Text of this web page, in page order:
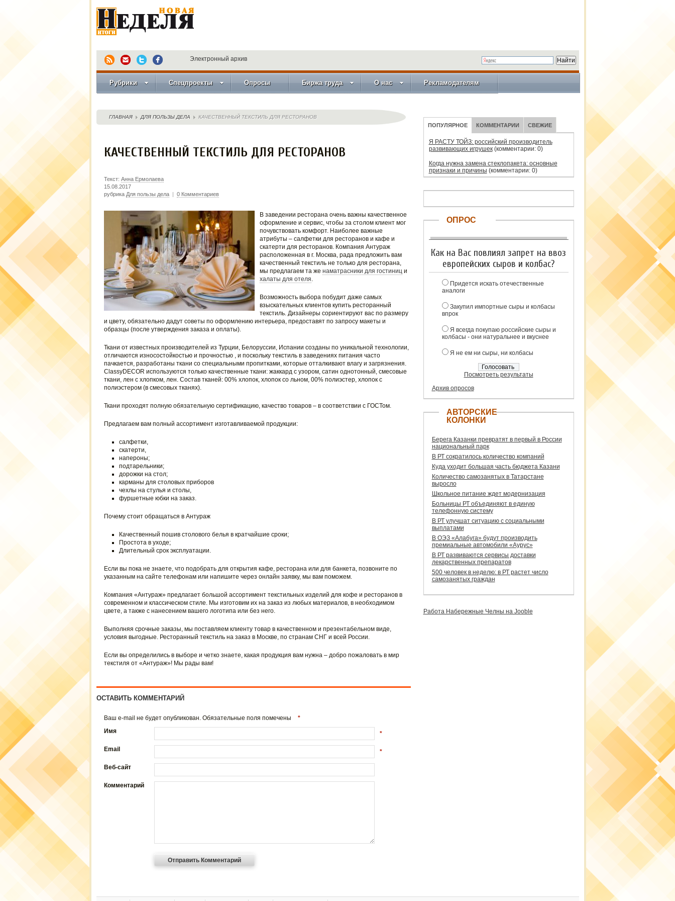
Электронный архив
Рубрики Спецпроекты Опросы Биржа труда О нас Рекламодателям
ГЛАВНАЯ ДЛЯ ПОЛЬЗЫ ДЕЛА КАЧЕСТВЕННЫЙ ТЕКСТИЛЬ ДЛЯ РЕСТОРАНОВ
КАЧЕСТВЕННЫЙ ТЕКСТИЛЬ ДЛЯ РЕСТОРАНОВ
Текст: Анна Ермолаева
15.08.2017
рубрика Для пользы дела | 0 Комментариев
В заведении ресторана очень важны качественное
оформление и сервис, чтобы за столом клиент мог
почувствовать комфорт. Наиболее важные
атрибуты – салфетки для ресторанов и кафе и
скатерти для ресторанов. Компания Антураж
расположенная в г. Москва, рада предложить вам
качественный текстиль не только для ресторана,
мы предлагаем та же наматрасники для гостиници
халаты для отеля.
Возможность выбора побудит даже самых
взыскательных клиентов купить ресторанный
текстиль. Дизайнеры сориентируют вас по размеру
и цвету, обязательно дадут советы по оформлению интерьера, предоставят по запросу макеты и
образцы (после утверждения заказа и оплаты).
Ткани от известных производителей из Турции, Белоруссии, Испании созданы по уникальной технологии,
отличаются износостойкостью и прочностью , и поскольку текстиль в заведениях питания часто
пачкается, разработаны ткани со специальными пропитками, которые отталкивают влагу и загрязнения.
ClassyDECOR используются только качественные ткани: жаккард с узором, сатин однотонный, смесовые
ткани, лен с хлопком, лен. Состав тканей: 00% хлопок, хлопок со льном, 00% полиэстер, хлопок с
полиэстером (в смесовых тканях).
Ткани проходят полную обязательную сертификацию, качество товаров – в соответствии с ГОСТом.
Предлагаем вам полный ассортимент изготавливаемой продукции:
салфетки,
скатерти,
напероны;
подтарельники;
дорожки на стол;
карманы для столовых приборов
чехлы на стулья и столы,
фуршетные юбки на заказ.
Почему стоит обращаться в Антураж
Качественный пошив столового белья в кратчайшие сроки;
Простота в уходе;
Длительный срок эксплуатации.
Если вы пока не знаете, что подобрать для открытия кафе, ресторана или для банкета, позвоните по
указанным на сайте телефонам или напишите через онлайн заявку, мы вам поможем.
Компания «Антураж» предлагает большой ассортимент текстильных изделий для кофе и ресторанов в
современном и классическом стиле. Мы изготовим их на заказ из любых материалов, в необходимом
цвете, а также с нанесением вашего логотипа или без него.
Выполняя срочные заказы, мы поставляем клиенту товар в качественном и презентабельном виде,
условия выгодные. Ресторанный текстиль на заказ в Москве, по странам СНГ и всей России.
Если вы определились в выборе и четко знаете, какая продукция вам нужна – добро пожаловать в мир
текстиля от «Антураж»! Мы рады вам!
ОСТАВИТЬ КОММЕНТАРИЙ
Ваш e-mail не будет опубликован. Обязательные поля помечены
*
Имя
*
Email *
Веб-сайт
Комментарий
ПОПУЛЯРНОЕ КОММЕНТАРИИ СВЕЖИЕ
Я РАСТУ ТОЙЗ: российский производитель
развивающих игрушек(комментарии: 0)
Когда нужна замена стеклопакета: основные
признаки и причины (комментарии: 0)
ОПРОС
Как на Вас повлиял запрет на ввоз
европейских сыров и колбас?
Придется искать отечественные
аналоги
Закупил импортные сыры и колбасы
впрок
Я всегда покупаю российские сыры и
колбасы - они натуральнее и вкуснее
Я не ем ни сыры, ни колбасы
Посмотреть результаты
Архив опросов
АВТОРСКИЕ
КОЛОНКИ
Берега Казанки превратят в первый в России
национальный парк
В РТ сократилось количество компаний
Куда уходит большая часть бюджета Казани
Количество самозанятых в Татарстане
выросло
Школьное питание ждет модернизация
Больницы РТ объединяют в единую
телефонную систему
В РТ улучшат ситуацию с социальными
выплатами
В ОЭЗ «Алабуга» будут производить
премиальные автомобили «Аурус»
В РТ развиваются сервисы доставки
лекарственных препаратов
500 человек в неделю: в РТ растет число
самозанятых граждан
Работа Набережные Челны на Jooble